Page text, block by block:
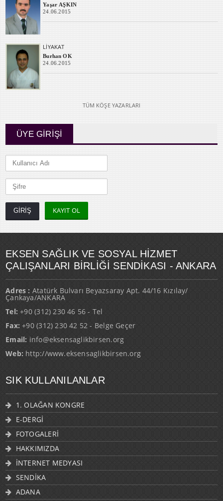
Yaşar AŞKIN
24.06.2015
LİYAKAT
Burhan OK
24.06.2015
TÜM KÖŞE YAZARLARI
ÜYE GİRİŞİ
KAYIT OL
EKSEN SAĞLIK VE SOSYAL HİZMET
ÇALIŞANLARI BİRLİĞİ SENDİKASI - ANKARA
Adres : Atatürk Bulvarı Beyazsaray Apt. 44/16 Kızılay/
Çankaya/ANKARA
Tel: +90 (312) 230 46 56 - Tel
Fax: +90 (312) 230 42 52 - Belge Geçer
Email: info@eksensaglikbirsen.org
Web: http://www.eksensaglikbirsen.org
SIK KULLANILANLAR
1. OLAĞAN KONGRE
E-DERGİ
FOTOGALERİ
HAKKIMIZDA
İNTERNET MEDYASI
SENDİKA
ADANA